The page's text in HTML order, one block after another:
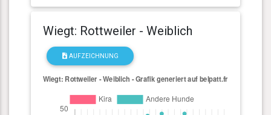
Wiegt: Rottweiler - Weiblich
AUFZEICHNUNG